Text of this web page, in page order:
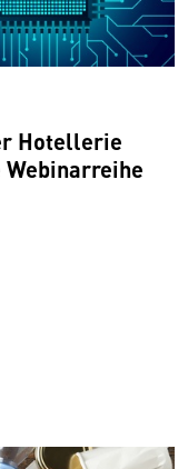
Hotellerie